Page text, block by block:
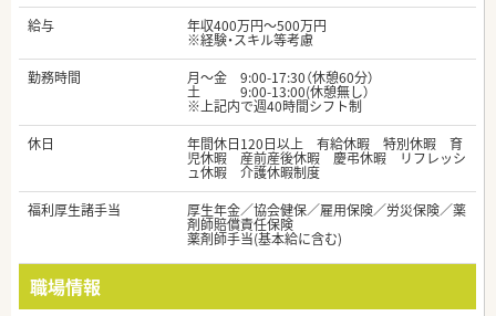
給与
年収400万円～500万円
※経験・スキル等考慮
勤務時間
月～金 9:00-17:30（休憩60分）
土 9:00-13:00(休憩無し）
※上記内で週40時間シフト制
休日
年間休日120日以上 有給休暇 特別休暇 育
児休暇 産前産後休暇 慶弔休暇 リフレッシ
ュ休暇 介護休暇制度
福利厚生諸手当
厚生年金／協会健保／雇用保険／労災保険／薬
剤師賠償責任保険
薬剤師手当(基本給に含む)
職場情報